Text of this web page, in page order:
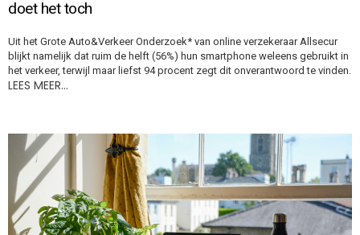
doet het toch
Uit het Grote Auto&Verkeer Onderzoek* van online verzekeraar Allsecur
blijkt namelijk dat ruim de helft (56%) hun smartphone weleens gebruikt in
het verkeer, terwijl maar liefst 94 procent zegt dit onverantwoord te vinden.
LEES MEER…